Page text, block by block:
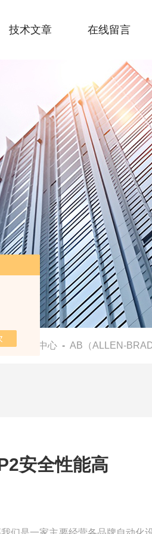
技术文章 在线留言
- 产品中心 - AB（ALLEN-
安全性能高